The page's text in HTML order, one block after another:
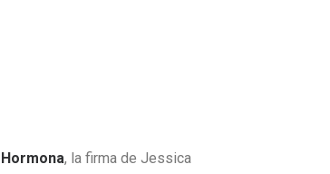
, la firma de Jessica